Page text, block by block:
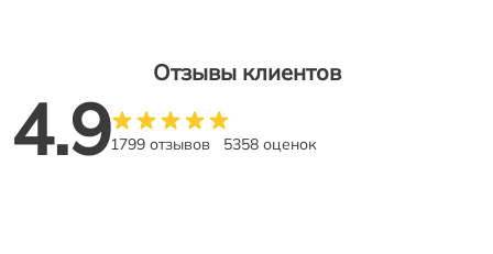
Отзывы клиентов
4.91799 отзывов 5358 оценок